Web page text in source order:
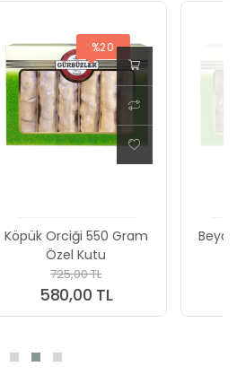
%20
Beyaz Üzüm Orciği 650
620,00 TL